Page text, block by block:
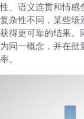
性、语义连贯和情感
复杂性不同，某些场
获得更可靠的结果。
为同一概念，并在批
率。